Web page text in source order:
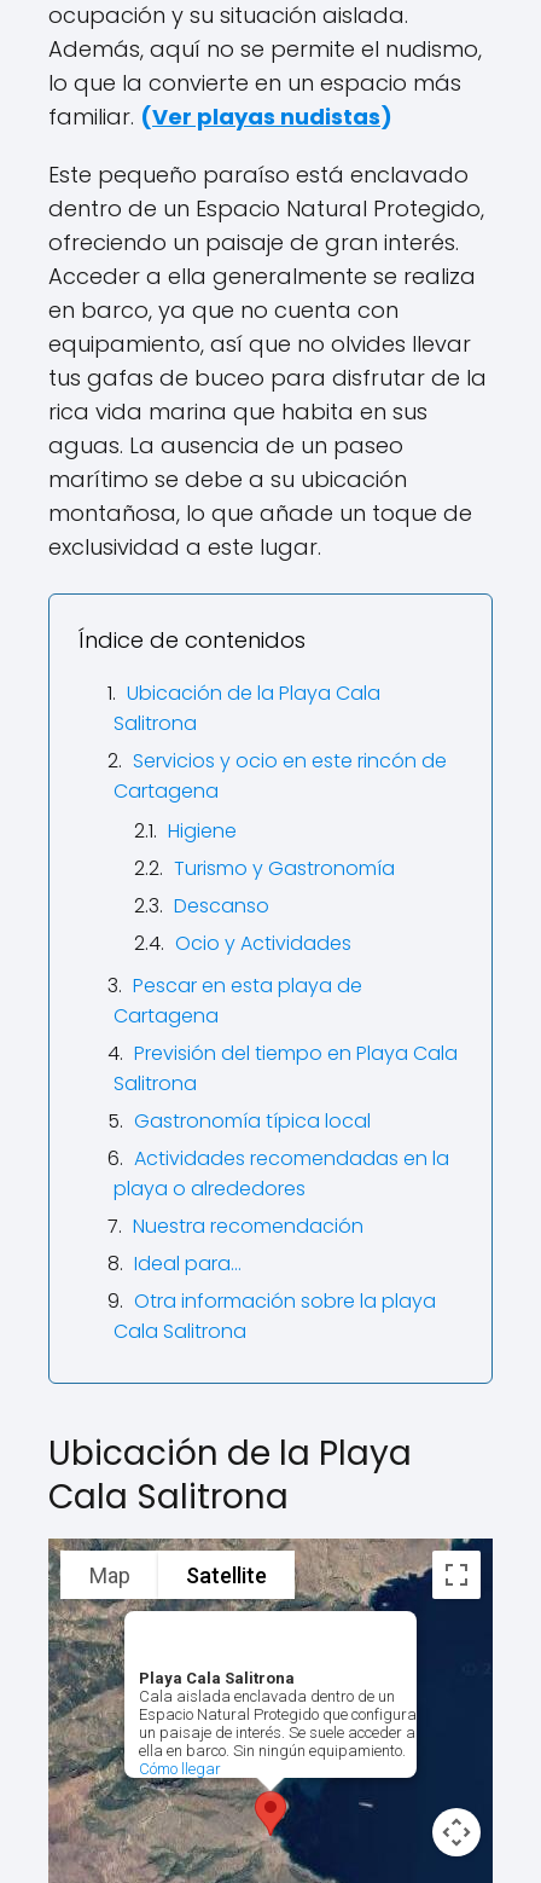
ocupación y su situación aislada.
Además, aquí no se permite el nudismo,
lo que la convierte en un espacio más
familiar. (Ver playas nudistas)
Este pequeño paraíso está enclavado
dentro de un Espacio Natural Protegido,
ofreciendo un paisaje de gran interés.
Acceder a ella generalmente se realiza
en barco, ya que no cuenta con
equipamiento, así que no olvides llevar
tus gafas de buceo para disfrutar de la
rica vida marina que habita en sus
aguas. La ausencia de un paseo
marítimo se debe a su ubicación
montañosa, lo que añade un toque de
exclusividad a este lugar.
Índice de contenidos
Ubicación de la Playa Cala
Salitrona
Servicios y ocio en este rincón de
Cartagena
Higiene
Turismo y Gastronomía
Descanso
Ocio y Actividades
Pescar en esta playa de
Cartagena
Previsión del tiempo en Playa Cala
Salitrona
Gastronomía típica local
Actividades recomendadas en la
playa o alrededores
Nuestra recomendación
Ideal para…
Otra información sobre la playa
Cala Salitrona
Ubicación de la Playa
Cala Salitrona
Playa Cala Salitrona
Cala aislada enclavada dentro de un
Espacio Natural Protegido que configura
un paisaje de interés. Se suele acceder a
ella en barco. Sin ningún equipamiento.
Cómo llegar
Map Satellite